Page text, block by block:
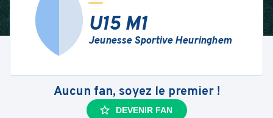
U15 M1
Jeunesse Sportive Heuringhem
Aucun fan, soyez le premier !
DEVENIR FAN